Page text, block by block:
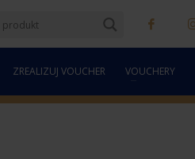
ZREALIZUJ VOUCHER VOUCHERY